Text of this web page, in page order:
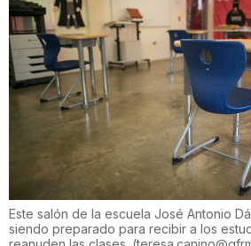
Este salón de la escuela José Antonio
siendo preparado para recibir a los